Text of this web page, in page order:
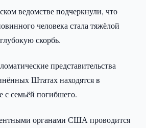
ведомстве подчеркнули, что
человека стала тяжёлой
скорбь.
представительства
Штатах находятся в
с семьёй погибшего.
органами США проводится